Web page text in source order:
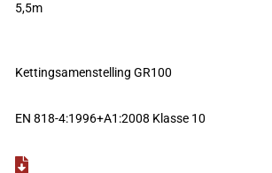
5,5m
Kettingsamenstelling GR100
EN 818-4:1996+A1:2008 Klasse 10